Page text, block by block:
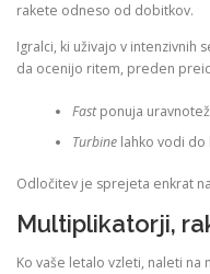
rakete odneso od dobitkov.
Igralci, ki uživajo v intenzivnih
da ocenijo ritem, preden
Fastponuja
Turbinelahko vodi do
Odločitev je sprejeta enkrat
Multiplikatorji,
Ko vaše letalo vzleti, naleti na